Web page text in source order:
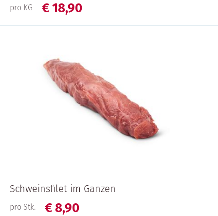
pro KG €18,90
Schweinsfilet im Ganzen
pro Stk. €8,90